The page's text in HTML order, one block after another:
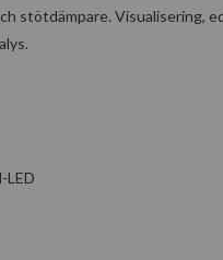
stötdämpare. Visualisering,
LED